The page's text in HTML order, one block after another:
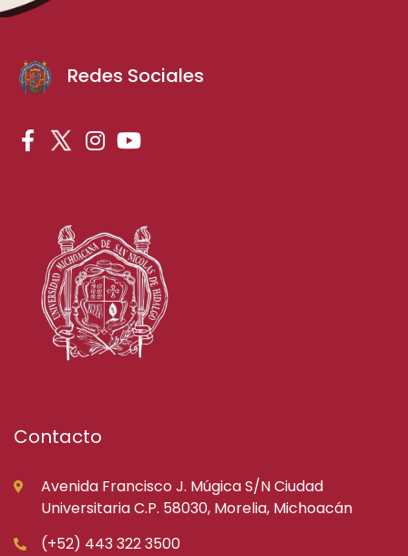
Redes Sociales
Contacto
Avenida Francisco J. Múgica S/N Ciudad
Universitaria C.P. 58030, Morelia, Michoacán
(+52) 443 322 3500